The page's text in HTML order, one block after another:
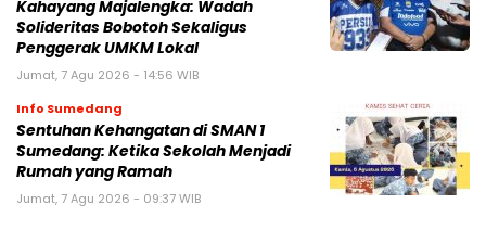
Kahayang Majalengka: Wadah
Solideritas Bobotoh Sekaligus
Penggerak UMKM Lokal
Jumat, 7 Agu 2026 - 14:56 WIB
Info Sumedang
Sentuhan Kehangatan di SMAN 1
Sumedang: Ketika Sekolah Menjadi
Rumah yang Ramah
Jumat, 7 Agu 2026 - 09:37 WIB